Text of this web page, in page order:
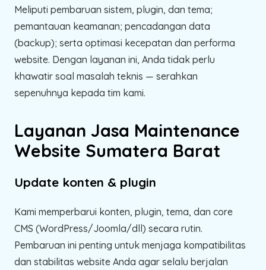
Meliputi pembaruan sistem, plugin, dan tema;
pemantauan keamanan; pencadangan data
(backup); serta optimasi kecepatan dan performa
website. Dengan layanan ini, Anda tidak perlu
khawatir soal masalah teknis — serahkan
sepenuhnya kepada tim kami.
Layanan Jasa Maintenance
Website Sumatera Barat
Update konten & plugin
Kami memperbarui konten, plugin, tema, dan core
CMS (WordPress/Joomla/dll) secara rutin.
Pembaruan ini penting untuk menjaga kompatibilitas
dan stabilitas website Anda agar selalu berjalan